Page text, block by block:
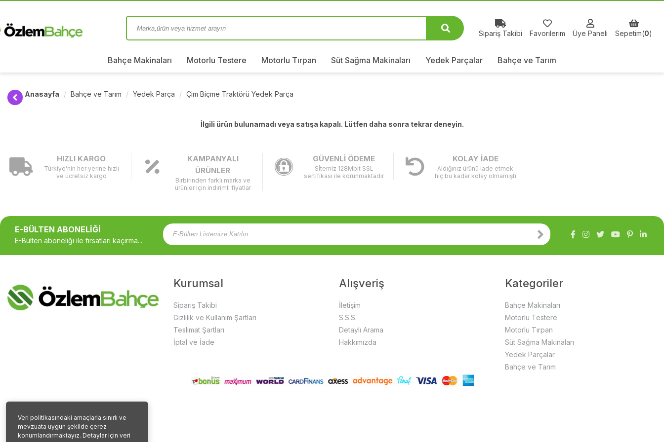
Veri politikasındaki amaçlarla sınırlı ve
mevzuata uygun şekilde çerez
konumlandırmaktayız. Detaylar için veri
Sipariş Takibi Favorilerim Üye Paneli Sepetim(0)
Bahçe Makinaları Motorlu Testere Motorlu Tırpan Süt Sağma Makinaları Yedek Parçalar Bahçe ve Tarım
Anasayfa Bahçe ve Tarım Yedek Parça Çim Biçme Traktörü Yedek Parça
İlgili ürün bulunamadı veya satışa kapalı. Lütfen daha sonra tekrar deneyin.
HIZLI KARGO
Türkiye’nin her yerine hızlı
ve ücretsiz kargo
KAMPANYALI
ÜRÜNLER
Birbirinden farklı marka ve
ürünler için indirimli fiyatlar
GÜVENLİ ÖDEME
Sİtemiz 128Mbit SSL
sertifikası ile korunmaktadır
KOLAY İADE
Aldığınız ürünü iade etmek
hiç bu kadar kolay olmamıştı
E-BÜLTEN ABONELİĞİ
E-Bülten aboneliği ile fırsatları kaçırma...
Kurumsal
Sipariş Takibi
Gizlilik ve Kullanım Şartları
Teslimat Şartları
İptal ve İade
Alışveriş
İletişim
S.S.S.
Detaylı Arama
Hakkımızda
Kategoriler
Bahçe Makinaları
Motorlu Testere
Motorlu Tırpan
Süt Sağma Makinaları
Yedek Parçalar
Bahçe ve Tarım